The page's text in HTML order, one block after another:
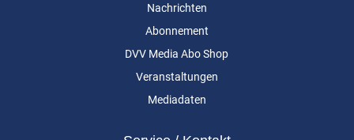
Nachrichten
Abonnement
DVV Media Abo Shop
Veranstaltungen
Mediadaten